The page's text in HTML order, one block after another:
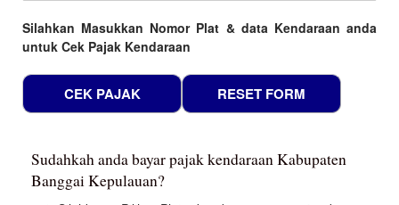
Silahkan Masukkan Nomor Plat & data Kendaraan anda
untuk Cek Pajak Kendaraan
Sudahkah anda bayar pajak kendaraan Kabupaten
Banggai Kepulauan?